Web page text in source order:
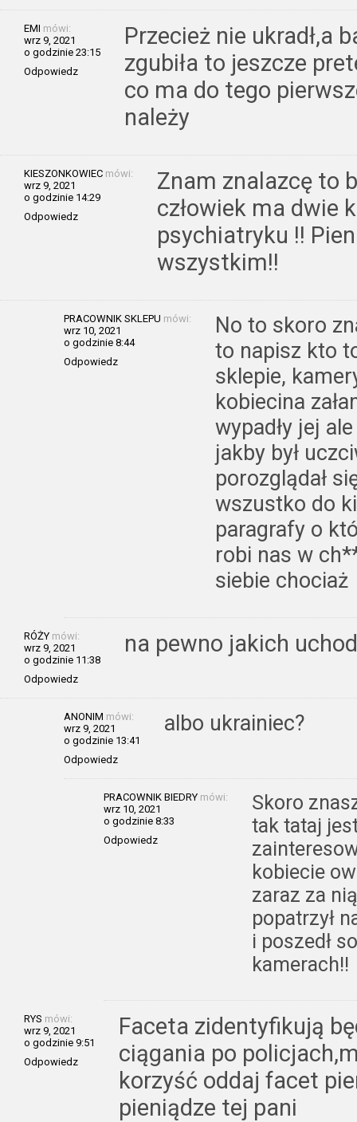
EMI mówi:
wrz 9, 2021
o godzinie 23:15
Odpowiedz
Przecież nie ukradł,a
zgubiła to jeszcze
co ma do tego
należy
KIESZONKOWIEC mówi:
wrz 9, 2021
o godzinie 14:29
Odpowiedz
Znam znalazcę to
człowiek ma dwie
psychiatryku !!
wszystkim!!
PRACOWNIK SKLEPU mówi:
wrz 10, 2021
o godzinie 8:44
Odpowiedz
No to skoro
to napisz kto
sklepie,
kobiecina
wypadły jej
jakby był
porozglądał
wszustko do
paragrafy o
robi nas w
siebie chociaż
RÓŻY mówi:
wrz 9, 2021
o godzinie 11:38
Odpowiedz
na pewno jakich
ANONIM mówi:
wrz 9, 2021
o godzinie 13:41
Odpowiedz
albo ukrainiec?
PRACOWNIK BIEDRY mówi:
wrz 10, 2021
o godzinie 8:33
Odpowiedz
Skoro
tak tataj
kobiecie
zaraz za
popatrzył
i poszedł
kamerach!!
RYS mówi:
wrz 9, 2021
o godzinie 9:51
Odpowiedz
Faceta zidentyfikują
ciągania po
korzyść oddaj facet
pieniądze tej pani